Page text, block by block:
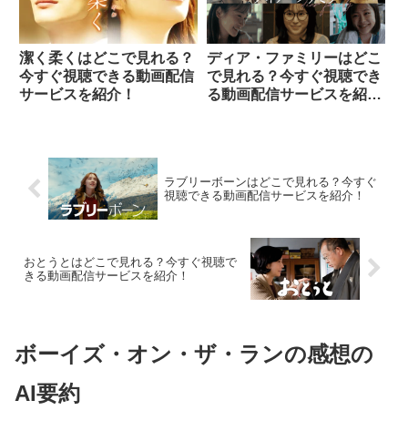
潔く柔くはどこで見れる？
今すぐ視聴できる動画配信
サービスを紹介！
ディア・ファミリーはどこ
で見れる？今すぐ視聴でき
る動画配信サービスを紹
ラブリーボーンはどこで見れる？今すぐ
視聴できる動画配信サービスを紹介！
おとうとはどこで見れる？今すぐ視聴で
きる動画配信サービスを紹介！
ボーイズ・オン・ザ・ランの感想の
AI要約